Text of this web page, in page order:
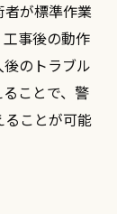
者が標準作業
事後の動作
のトラブル
ことで、警
ことが可能